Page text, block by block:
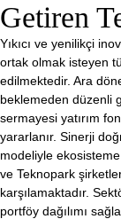
Getiren
Yıkıcı ve yenilikçi
ortak olmak isteyen
edilmektedir. Ara
beklemeden düzenli
sermayesi yatırım
yararlanır. Sinerji
modeliyle
ve Teknopark
karşılamaktadır.
portföy dağılımı